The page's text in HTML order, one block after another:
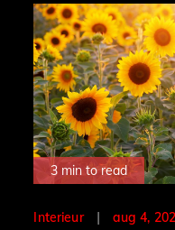
3 min to read
Interieur
Posted
aug 4,